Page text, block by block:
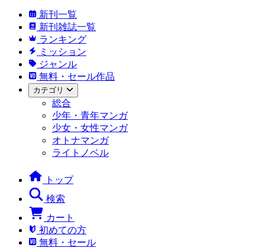
新刊一覧
新刊雑誌一覧
ランキング
ミッション
ジャンル
無料・セール作品
カテゴリ
総合
少年・青年マンガ
少女・女性マンガ
オトナマンガ
ライトノベル
トップ
検索
カート
初めての方
無料・セール